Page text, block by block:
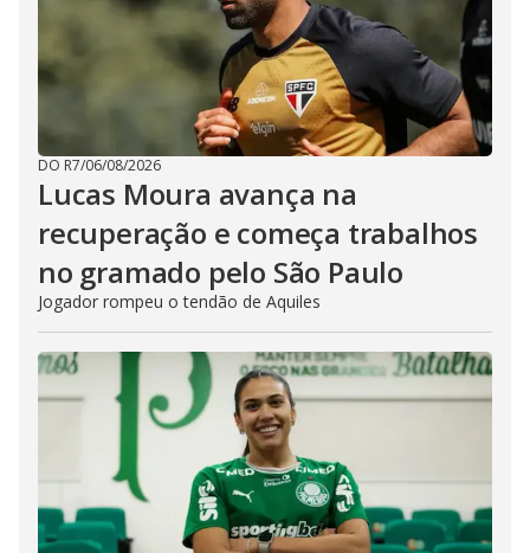
DO R7/06/08/2026
Lucas Moura avança na
recuperação e começa trabalhos
no gramado pelo São Paulo
Jogador rompeu o tendão de Aquiles